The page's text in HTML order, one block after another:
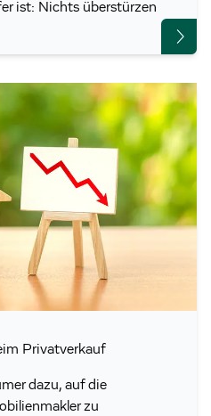
ist: Nichts überstürzen
Privatverkauf
dazu, auf die
zu